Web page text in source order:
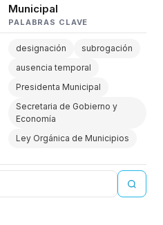
Municipal
PALABRAS CLAVE
designación
subrogación
ausencia temporal
Presidenta Municipal
Secretaria de Gobierno y
Economía
Ley Orgánica de Municipios